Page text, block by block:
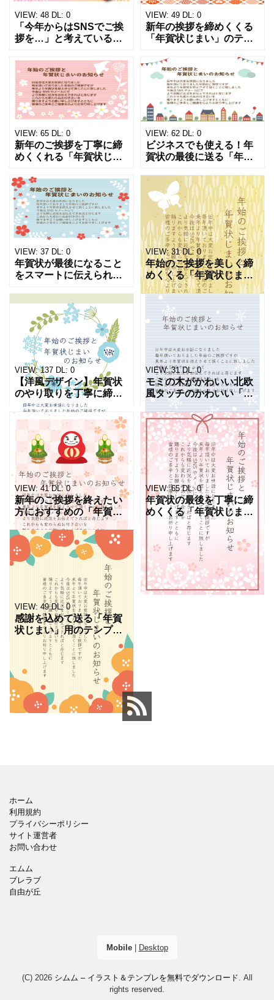
VIEW: 48 DL: 0
「今年からはSNSでご挨
拶を…」と考えている方
無料テンプレートです。
ピンク色の矢絣のデザイ
ンに梅の花がワンポイン
トで描かれたお正月らし
いか
VIEW: 49 DL: 0
新年の挨拶を締めくくる
「年賀状じまい」のテン
た。落ち着いたデザイン
で、目上の方や取引先に
も送れる文例が入ってい
ます。今回で年賀はがき
の送付
VIEW: 65 DL: 0
新年のご挨拶を丁寧に締
めくくれる「年賀状じま
を公開しました。柔らか
い印象を与えるピンクの
背景、北欧タッチの小鳥
と草花のイラストを横向
きでお
VIEW: 62 DL: 0
ビジネスでも使える！年
賀状の最後に送る「年賀
をご用意しました。明る
い街並みを描いたかわい
いデザインです。感謝の
気持ちや新年のご挨拶を
丁寧に
VIEW: 37 DL: 0
年賀状が最後になること
をスマートに伝えられる
いかわいい花柄のフレー
ムが付いた落ち着いたデ
ザインで、季節感を残し
つつ上
VIEW: 31 DL: 0
年始のご挨拶を美しく締
めくくる「年賀状じま
い」のテンプレートで
す。矢羽根をモチーフに
した縁起の良い矢絣柄は
控えめなデザインながら
上品さがあります。 感謝
VIEW: 137 DL: 0
【洋風デザイン】年賀状
のやり取りを丁寧に締め
くくれる「年賀状じまい
テンプレート」を公開し
ました。新年の挨拶と年
賀状じまいをお知らせす
る旨の例文が入った便利
な素材
VIEW: 31 DL: 0
モミの木がかわいい北欧
風タッチのかわいい「年
賀状じまい」のテンプレ
ート。新年に使える丁寧
な文例入りで最後の年賀
状として送るフォーマッ
トとしておすすめしま
す。 無
VIEW: 41 DL: 0
新年のご挨拶を終えたい
方におすすめの「年賀状
じまい」のテンプレート
です。年賀状の締めくく
りにぴったりな上品なデ
ザインで、だるまと門松
のイラストが描かれてい
ます。
VIEW: 65 DL: 0
年賀状の最後を丁寧に締
めくくる「年賀状じまい
テンプレート」です。桜
が舞う新春に相応しいシ
ンプルで上品な和風デザ
インに、すぐ使える文例
をセット。 Wordファイ
ル
VIEW: 49 DL: 0
感謝を込めて送る「年賀
状じまい」用のテンプレ
ートを公開しました。ビ
ジネスでも個人でも使え
る柔らかい文例とデザイ
ンで、印象よく新年を締
めくくれます。 例文をア
レン
ホーム
利用規約
プライバシーポリシー
サイト運営者
お問い合わせ
エムム
ブレラブ
自由が丘
Mobile| Desktop
(C) 2026 シムム – イラスト＆テンプレを無料でダウンロード. All
rights reserved.